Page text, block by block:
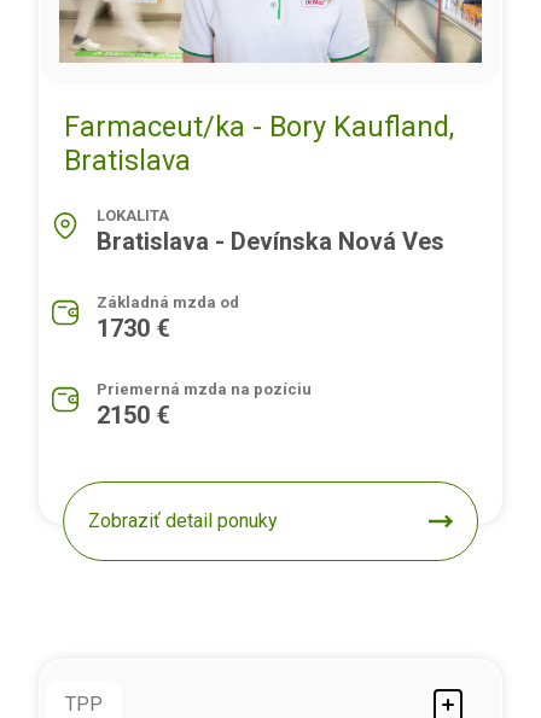
Farmaceut/ka - Bory Kaufland,
Bratislava
LOKALITA
Bratislava - Devínska Nová Ves
Základná mzda od
1730 €
Priemerná mzda na pozíciu
2150 €
Zobraziť detail ponuky
TPP